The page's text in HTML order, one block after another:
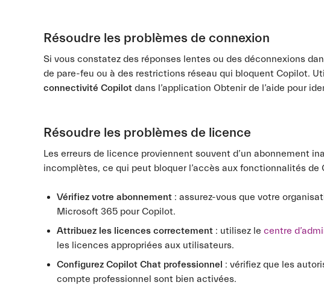
Résoudre les problèmes de connexion
Si vous constatez des réponses lentes ou des déconnexions
de pare-feu ou à des restrictions réseau qui bloquent Copilot.
connectivité Copilot dans l’application Obtenir de l’aide pour
Résoudre les problèmes de licence
Les erreurs de licence proviennent souvent d’un abonnement
incomplètes, ce qui peut bloquer l’accès aux fonctionnalités
Vérifiez votre abonnement : assurez-vous que votre
Microsoft 365 pour Copilot.
Attribuez les licences correctement : utilisez lecentre
les licences appropriées aux utilisateurs.
Configurez Copilot Chat professionnel : vérifiez que les
compte professionnel sont bien activées.